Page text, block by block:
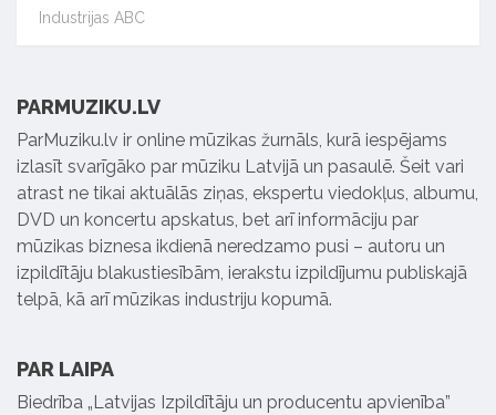
Industrijas ABC
PARMUZIKU.LV
ParMuziku.lv ir online mūzikas žurnāls, kurā iespējams
izlasīt svarīgāko par mūziku Latvijā un pasaulē. Šeit vari
atrast ne tikai aktuālās ziņas, ekspertu viedokļus, albumu,
DVD un koncertu apskatus, bet arī informāciju par
mūzikas biznesa ikdienā neredzamo pusi – autoru un
izpildītāju blakustiesībām, ierakstu izpildījumu publiskajā
telpā, kā arī mūzikas industriju kopumā.
PAR LAIPA
Biedrība „Latvijas Izpildītāju un producentu apvienība”